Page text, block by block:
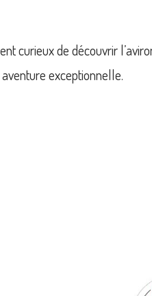
curieux de découvrir
exceptionnelle.